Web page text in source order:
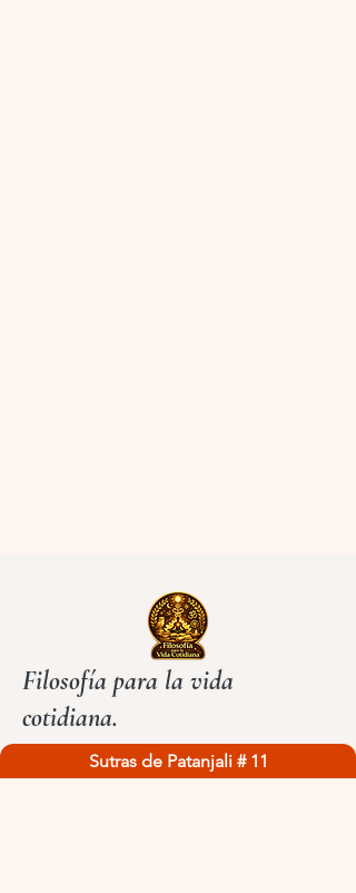
Filosofía para la vida
cotidiana.
Sutras de Patanjali # 11